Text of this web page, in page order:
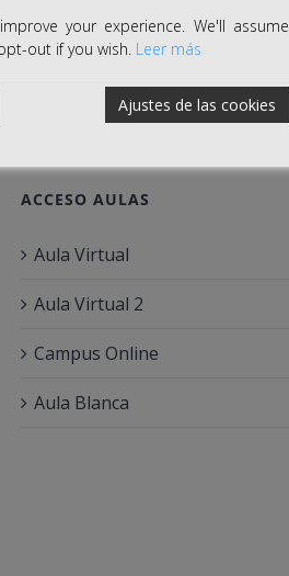
ACCESO AULAS
Aula Virtual
Aula Virtual 2
Campus Online
Aula Blanca
your experience. We'll assume
out if you wish. Leer más
Ajustes de las cookies